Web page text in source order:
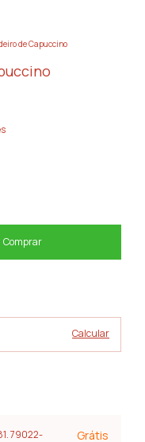
de Capuccino
Calcular
79022-
Grátis